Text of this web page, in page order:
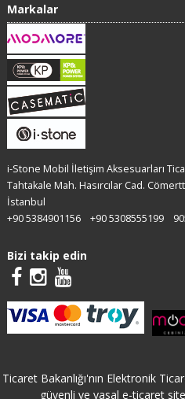
Markalar
i-Stone Mobil İletişim Aksesuarları
Tahtakale Mah. Hasırcılar Cad.
İstanbul
+90 5384901156
+90 5308555199
Bizi takip edin
Ticaret Bakanlığı'nın Elektronik
güvenli ve yasal e-ticaret